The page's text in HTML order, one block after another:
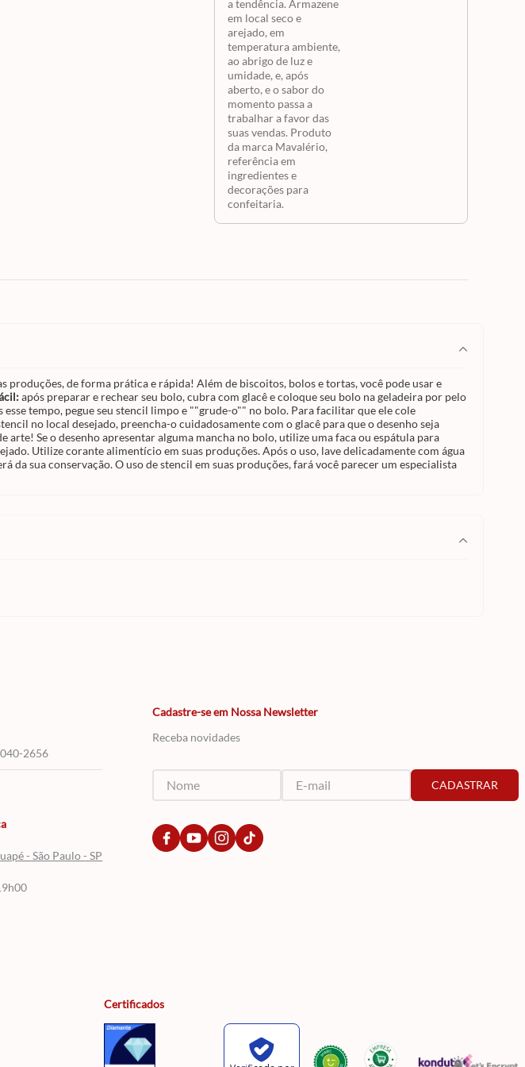
a tendência. Armazene
em local seco e
arejado, em
temperatura ambiente,
ao abrigo de luz e
umidade, e, após
aberto, e o sabor do
momento passa a
trabalhar a favor das
suas vendas. Produto
da marca Mavalério,
referência em
ingredientes e
decorações para
confeitaria.
produções, de forma prática e rápida! Além de biscoitos, bolos e tortas, você pode usar e
após preparar e rechear seu bolo, cubra com glacê e coloque seu bolo na geladeira por pelo
tempo, pegue seu stencil limpo e ""grude-o"" no bolo. Para facilitar que ele cole
no local desejado, preencha-o cuidadosamente com o glacê para que o desenho seja
Se o desenho apresentar alguma mancha no bolo, utilize uma faca ou espátula para
Utilize corante alimentício em suas produções. Após o uso, lave delicadamente com água
da sua conservação. O uso de stencil em suas produções, fará você parecer um especialista
2656
- São Paulo - SP
Cadastre-se em Nossa Newsletter
Receba novidades
CADASTRAR
Certificados